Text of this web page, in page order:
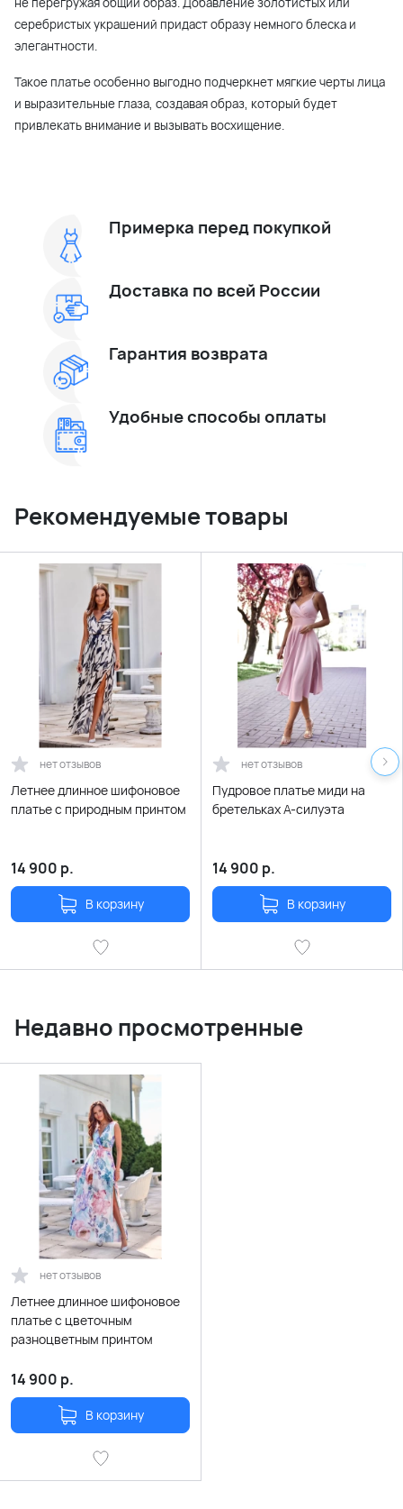
серебристых украшений придаст образу немного блеска и
элегантности.
Такое платье особенно выгодно подчеркнет мягкие черты лица
и выразительные глаза, создавая образ, который будет
привлекать внимание и вызывать восхищение.
Примерка перед покупкой
Доставка по всей России
Гарантия возврата
Удобные способы оплаты
Рекомендуемые товары
нет отзывов
Летнее длинное шифоновое
платье с природным принтом
14 900 р.
В корзину
нет отзывов
Пудровое платье миди на
бретельках А-силуэта
14 900 р.
В корзину
Недавно просмотренные
нет отзывов
Летнее длинное шифоновое
платье с цветочным
разноцветным принтом
14 900 р.
В корзину